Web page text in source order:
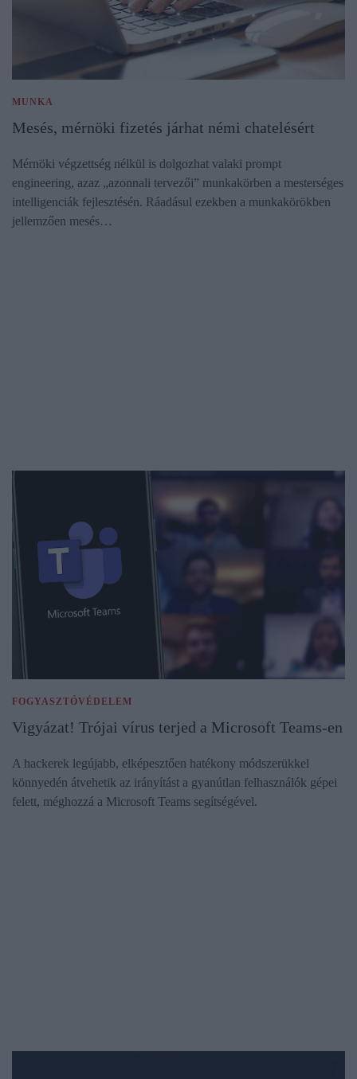
MUNKA
Mesés, mérnöki fizetés járhat némi chatelésért
Mérnöki végzettség nélkül is dolgozhat valaki prompt
engineering, azaz „azonnali tervezői” munkakörben a mesterséges
intelligenciák fejlesztésén. Ráadásul ezekben a munkakörökben
jellemzően mesés…
FOGYASZTÓVÉDELEM
Vigyázat! Trójai vírus terjed a Microsoft Teams-en
A hackerek legújabb, elképesztően hatékony módszerükkel
könnyedén átvehetik az irányítást a gyanútlan felhasználók gépei
felett, méghozzá a Microsoft Teams segítségével.